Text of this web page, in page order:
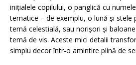
inițialele copilului, o panglică cu
tematice – de exemplu, o lună și stele
temă celestială, sau norișori și
temă de vis. Aceste mici detalii
simplu decor într-o amintire plină de